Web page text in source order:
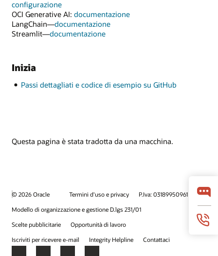
configurazione
OCI Generative AI: documentazione
LangChain—documentazione
Streamlit—documentazione
Inizia
Passi dettagliati e codice di esempio su GitHub
Questa pagina è stata tradotta da una macchina.
© 2026 Oracle Termini d'uso e privacy
P.Iva: 03189950961
Modello di organizzazione e gestione D.lgs 231/01
Scelte pubblicitarie
Opportunità di lavoro
Iscriviti per ricevere e-mail
Integrity Helpline Contattaci